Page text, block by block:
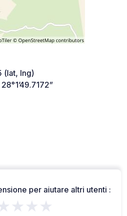
(lat, lng)
per aiutare altri utenti :